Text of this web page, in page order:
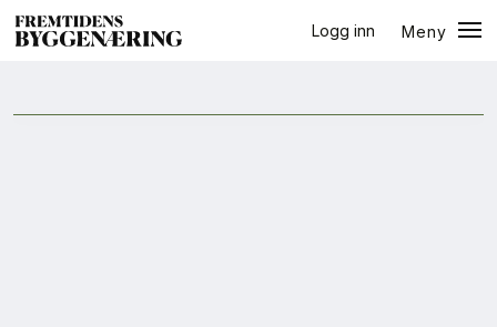
Logg inn
Meny
ressursbruk